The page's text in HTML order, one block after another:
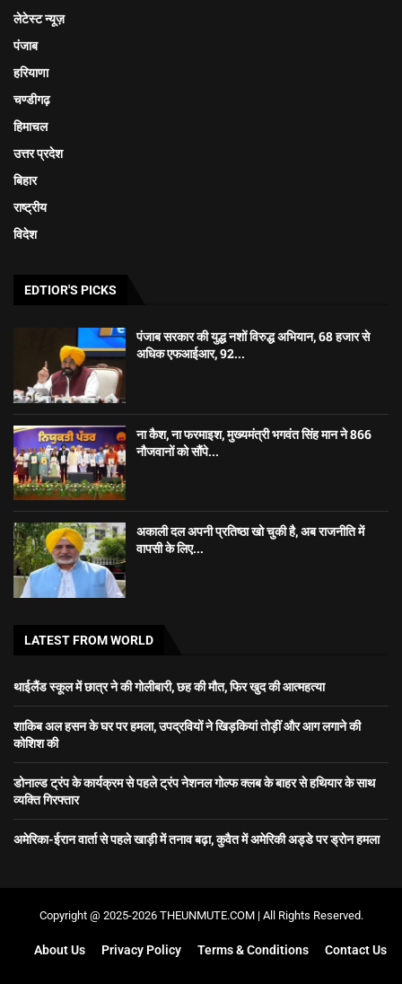
लेटेस्ट न्यूज़
पंजाब
हरियाणा
चण्डीगढ़
हिमाचल
उत्तर प्रदेश
बिहार
राष्ट्रीय
विदेश
EDTIOR'S PICKS
पंजाब सरकार की युद्ध नशों विरुद्ध अभियान, 68 हजार से
अधिक एफआईआर, 92...
ना कैश, ना फरमाइश, मुख्यमंत्री भगवंत सिंह मान ने 866
नौजवानों को सौंपे...
अकाली दल अपनी प्रतिष्ठा खो चुकी है, अब राजनीति में
वापसी के लिए...
LATEST FROM WORLD
थाईलैंड स्कूल में छात्र ने की गोलीबारी, छह की मौत, फिर खुद की आत्महत्या
शाकिब अल हसन के घर पर हमला, उपद्रवियों ने खिड़कियां तोड़ीं और आग लगाने की
कोशिश की
डोनाल्ड ट्रंप के कार्यक्रम से पहले ट्रंप नेशनल गोल्फ क्लब के बाहर से हथियार के साथ
व्यक्ति गिरफ्तार
अमेरिका-ईरान वार्ता से पहले खाड़ी में तनाव बढ़ा, कुवैत में अमेरिकी अड्डे पर ड्रोन हमला
Copyright @ 2025-2026 THEUNMUTE.COM | All Rights Reserved.
About Us Privacy Policy Terms & Conditions Contact Us